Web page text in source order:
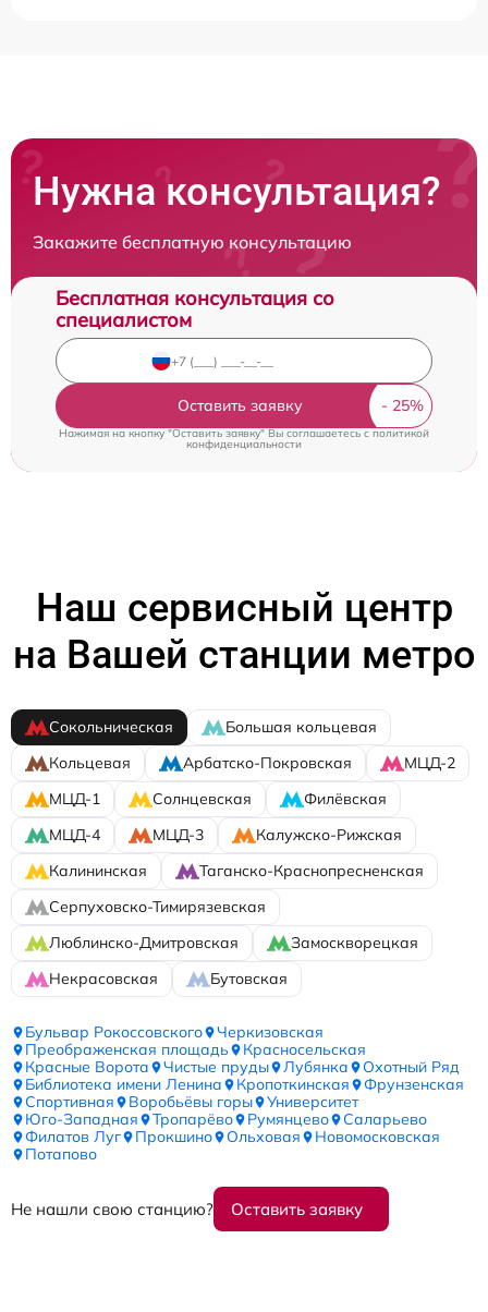
Нужна консультация?
Закажите бесплатную консультацию
Бесплатная консультация со
специалистом
Оставить заявку
Нажимая на кнопку "Оставить заявку" Вы соглашаетесь cполитикой
конфиденциальности
Наш сервисный центр
на Вашей станции метро
Сокольническая
Большая кольцевая
Кольцевая
Арбатско-Покровская
МЦД-2
МЦД-1
Солнцевская
Филёвская
МЦД-4
МЦД-3
Калужско-Рижская
Калининская
Таганско-Краснопресненская
Серпуховско-Тимирязевская
Люблинско-Дмитровская
Замоскворецкая
Некрасовская
Бутовская
Бульвар Рокоссовского
Черкизовская
Преображенская площадь
Красносельская
Красные Ворота
Чистые пруды Лубянка
Охотный Ряд
Библиотека имени Ленина
Кропоткинская
Фрунзенская
Спортивная
Воробьёвы горы
Университет
Юго-Западная
Тропарёво Румянцево
Саларьево
Филатов Луг
Прокшино Ольховая
Новомосковская
Потапово
Не нашли свою станцию? Оставить заявку